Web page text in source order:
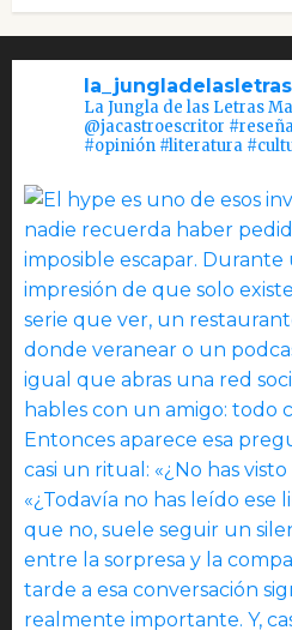
la_jungladelasletras
La Jungla de las Letras
@jacastroescritor
#opinión #literatura